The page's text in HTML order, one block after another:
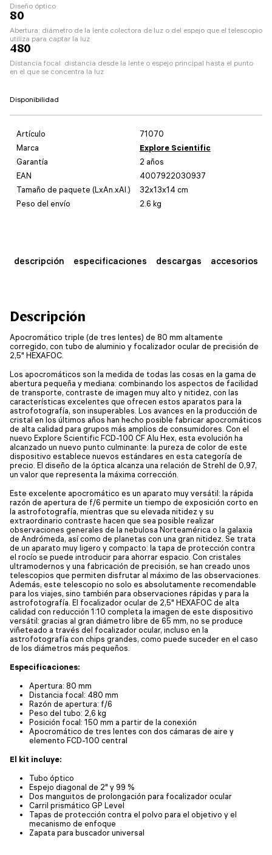
Diseño óptico
80
Abertura: diámetro de la lente colectora de luz o del espejo que el telescopio
utiliza para captar la luz
480
Distancia focal: distancia desde la lente o espejo principal hasta el punto
en el que se concentra la luz
Disponibilidad
Artículo
71070
Marca
Explore Scientific
Garantía
2 años
EAN
4007922030937
Tamaño de paquete (LxAn.xAl.)
32x13x14 cm
Peso del envío
2.6 kg
descripción especificaciones descargas accesorios
Descripción
Apocromático triple (de tres lentes) de 80 mm altamente
corregido, con tubo de aluminio y focalizador ocular de precisión de
2,5" HEXAFOC.
Los apocromáticos son la medida de todas las cosas en la gama de
abertura pequeña y mediana: combinando los aspectos de facilidad
de transporte, contraste de imagen muy alto y nitidez, con las
características excelentes que ofrecen estos aparatos para la
astrofotografía, son insuperables. Los avances en la producción de
cristal en los últimos años han hecho posible fabricar apocromáticos
de alta calidad para grupos más amplios de consumidores. Con el
nuevo Explore Scientific FCD-100 CF Alu Hex, esta evolución ha
alcanzado un nuevo punto culminante: la pureza de color de este
dispositivo establece nuevos estándares en esta categoría de
precio. El diseño de la óptica alcanza una relación de Strehl de 0,97,
un valor que representa la máxima corrección.
Este excelente apocromático es un aparato muy versátil: la rápida
razón de apertura de f/6 permite un tiempo de exposición corto en
la astrofotografía, mientras que su elevada nitidez y su
extraordinario contraste hacen que sea posible realizar
observaciones generales de la nebulosa Norteamérica o la galaxia
de Andrómeda, así como de planetas con una gran nitidez. Se trata
de un aparato muy ligero y compacto: la tapa de protección contra
el rocío se puede introducir para ahorrar espacio. Con cristales
ultramodernos y una fabricación de precisión, se han creado unos
telescopios que permiten disfrutar al máximo de las observaciones.
Además, este telescopio no solo es absolutamente recomendable
para los viajes, sino también para observaciones rápidas y para la
astrofotografía. El focalizador ocular de 2,5" HEXAFOC de alta
calidad con reducción 1:10 completa la imagen de este dispositivo
versátil: gracias al gran diámetro libre de 65 mm, no se produce
viñeteado a través del focalizador ocular, incluso en la
astrofotografía con chips grandes, como puede suceder en el caso
de los diámetros más pequeños.
Especificaciones:
Apertura: 80 mm
Distancia focal: 480 mm
Razón de apertura: f/6
Peso del tubo: 2,6 kg
Posición focal: 150 mm a partir de la conexión
Apocromático de tres lentes con dos cámaras de aire y
elemento FCD-100 central
El kit incluye:
Tubo óptico
Espejo diagonal de 2" y 99 %
Dos manguitos de prolongación para focalizador ocular
Carril prismático GP Level
Tapas de protección contra el polvo para el objetivo y el
mecanismo de enfoque
Zapata para buscador universal